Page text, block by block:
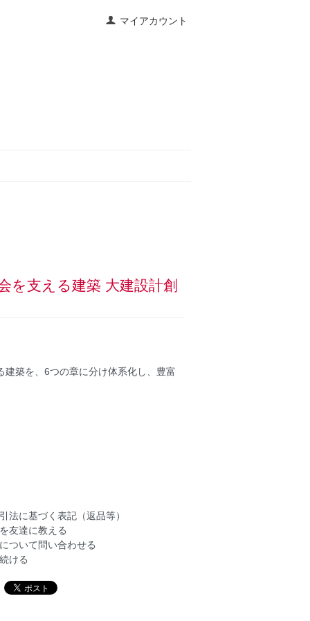
マイアカウント
を支える建築 大建設計創
築を、6つの章に分け体系化し、豊富
法に基づく表記（返品等）
友達に教える
ついて問い合わせる
ける